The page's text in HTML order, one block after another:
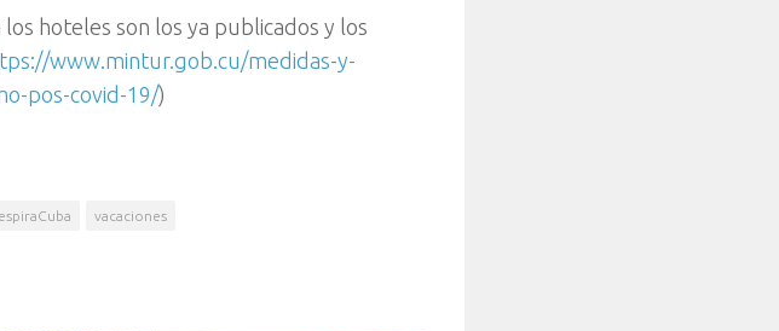
hoteles son los ya publicados y los
www.mintur.gob.cu/medidas-y-
pos-covid-19/)
vacaciones